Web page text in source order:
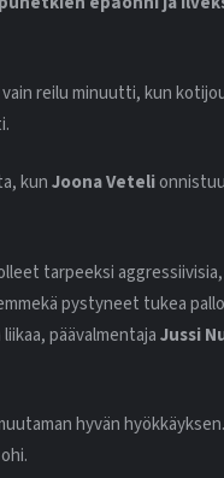
reilu minuutti, kun
kunJoona Vetelionnistuu
tarpeeksi
pystyneet tukea
päävalmentajaJussi
hyvän hyökkäyksen.